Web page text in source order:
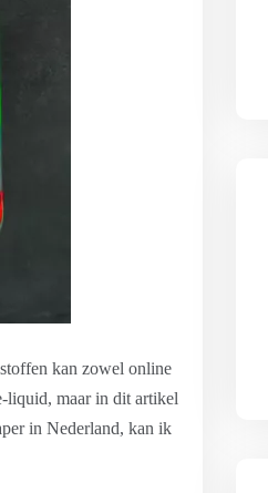
kan zowel online
liquid, maar in dit artikel
in Nederland, kan ik